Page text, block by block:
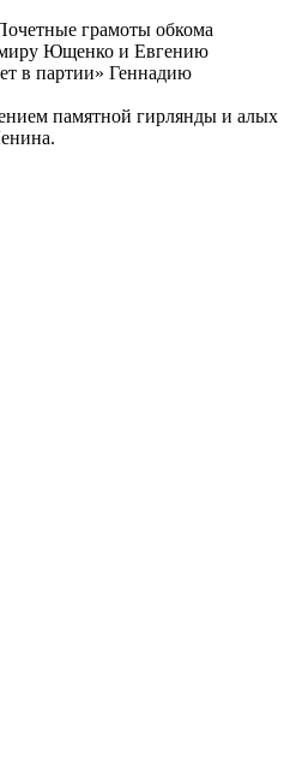
грамоты обкома
Ющенко и Евгению
в партии» Геннадию
памятной гирлянды и алых